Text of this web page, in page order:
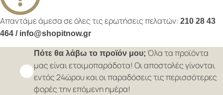
Απαντάμε άμεσα σε όλες τις ερωτήσεις πελατών: 210 28 43
464 / info@shopitnow.gr
Πότε θα λάβω το προϊόν μου; Όλα τα προϊόντα
μας είναι ετοιμοπαράδοτα! Οι αποστολές γίνονται
εντός 24ώρου και οι παραδόσεις τις περισσότερες
φορές την επόμενη ημέρα!